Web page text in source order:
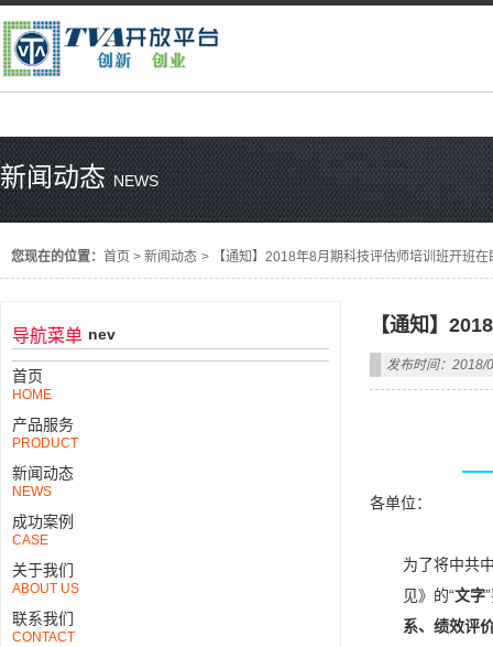
新闻动态NEWS
您现在的位置： 首页 > 新闻动态 > 【通知】2018年8月期科技评估师培训班开班
导航菜单 nev
首页
HOME
产品服务
PRODUCT
新闻动态
NEWS
成功案例
CASE
关于我们
ABOUT US
联系我们
CONTACT
【通知】
发布时间：2018/
——
各单位：
为了将中共
见》的“文字
系、绩效评